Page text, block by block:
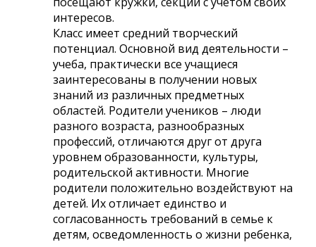
интересов.
Класс имеет средний творческий
потенциал. Основной вид деятельности –
учеба, практически все учащиеся
заинтересованы в получении новых
знаний из различных предметных
областей. Родители учеников – люди
разного возраста, разнообразных
профессий, отличаются друг от друга
уровнем образованности, культуры,
родительской активности. Многие
родители положительно воздействуют на
детей. Их отличает единство и
согласованность требований в семье к
детям, осведомленность о жизни ребенка,